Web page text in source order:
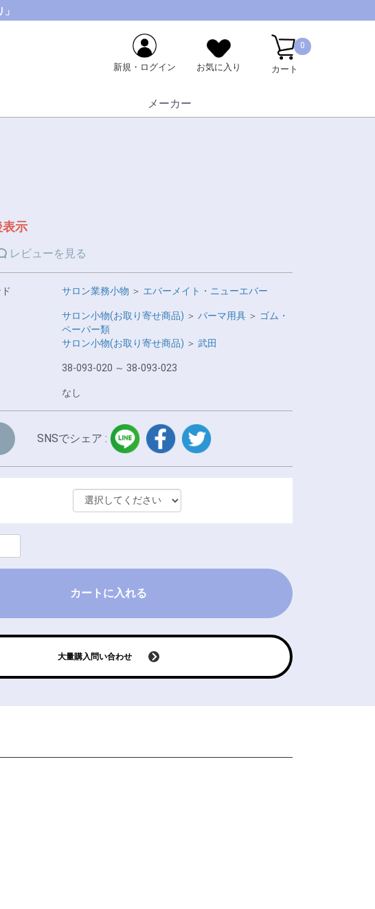
新規・ログイン お気に入り
0
カート
メーカー
表示
レビューを見る
サロン業務小物 ＞ エバーメイト・ニューエバー
サロン小物(お取り寄せ商品) ＞ パーマ用具 ＞ ゴム・
ペーパー類
サロン小物(お取り寄せ商品) ＞ 武田
38-093-020 ～ 38-093-023
なし
SNSでシェア :
LINE facebook
カートに入れる
大量購入問い合わせ